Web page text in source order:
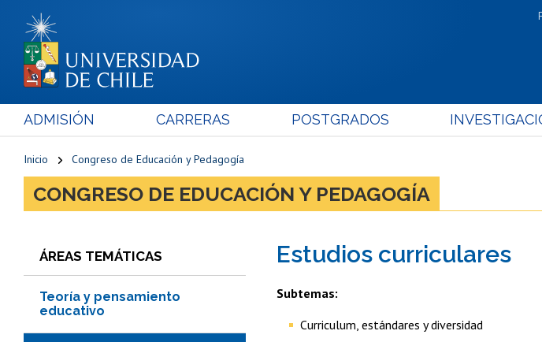
ADMISIÓN CARRERAS POSTGRADOS
Inicio Congreso de Educación y Pedagogía
CONGRESO DE EDUCACIÓN Y PEDAGOGÍA
ÁREAS TEMÁTICAS
Teoría y pensamiento
educativo
Estudios curriculares
Subtemas:
Curriculum, estándares y diversidad